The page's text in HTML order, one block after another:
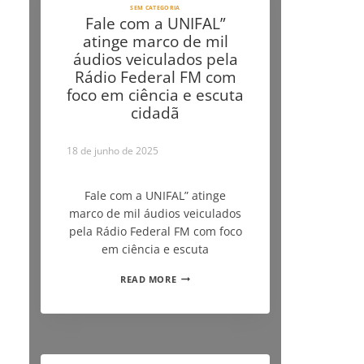
SEM CATEGORIA
Fale com a UNIFAL”
atinge marco de mil
áudios veiculados pela
Rádio Federal FM com
foco em ciência e escuta
cidadã
18 de junho de 2025
Fale com a UNIFAL” atinge
marco de mil áudios veiculados
pela Rádio Federal FM com foco
em ciência e escuta
READ MORE